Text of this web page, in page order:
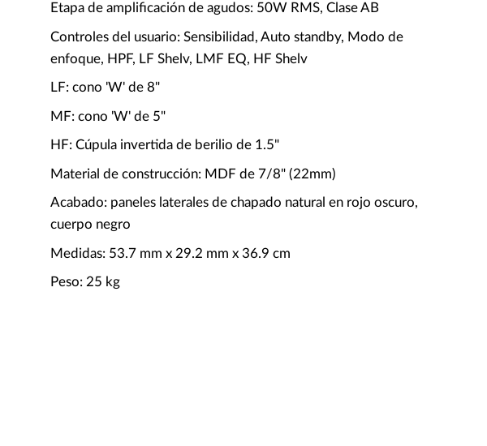
Etapa de amplificación de agudos: 50W RMS, Clase AB
Controles del usuario: Sensibilidad, Auto standby, Modo de
enfoque, HPF, LF Shelv, LMF EQ, HF Shelv
LF: cono 'W' de 8"
MF: cono 'W' de 5"
HF: Cúpula invertida de berilio de 1.5"
Material de construcción: MDF de 7/8" (22mm)
Acabado: paneles laterales de chapado natural en rojo oscuro,
cuerpo negro
Medidas: 53.7 mm x 29.2 mm x 36.9 cm
Peso: 25 kg